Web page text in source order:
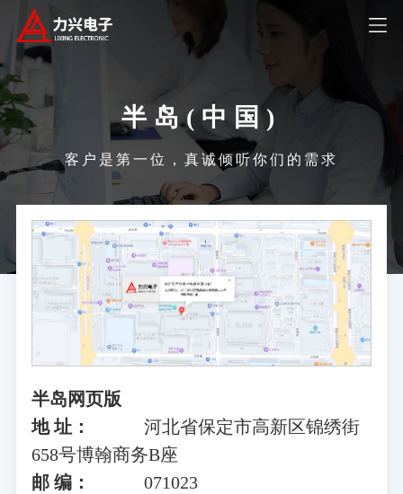
半岛(中国)
客户是第一位，真诚倾听你们的需求
半岛网页版
地 址：
河北省保定市高新区锦绣街
658号博翰商务B座
邮 编：
071023